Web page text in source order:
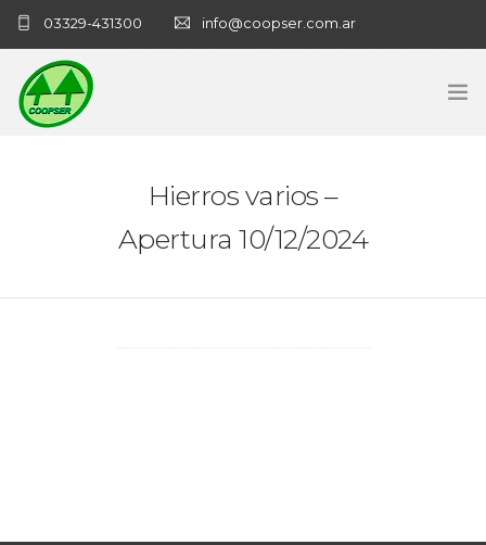
03329-431300 info@coopser.com.ar
Hierros varios –
Apertura 10/12/2024